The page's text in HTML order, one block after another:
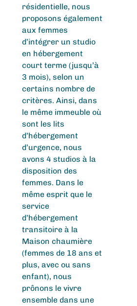
résidentielle, nous
proposons également
aux femmes
d’intégrer un studio
en hébergement
court terme (jusqu’à
3 mois), selon un
certains nombre de
critères. Ainsi, dans
le même immeuble où
sont les lits
d’hébergement
d’urgence, nous
avons 4 studios à la
disposition des
femmes. Dans le
même esprit que le
service
d’hébergement
transitoire à la
Maison chaumière
(femmes de 18 ans et
plus, avec ou sans
enfant), nous
prônons le vivre
ensemble dans une